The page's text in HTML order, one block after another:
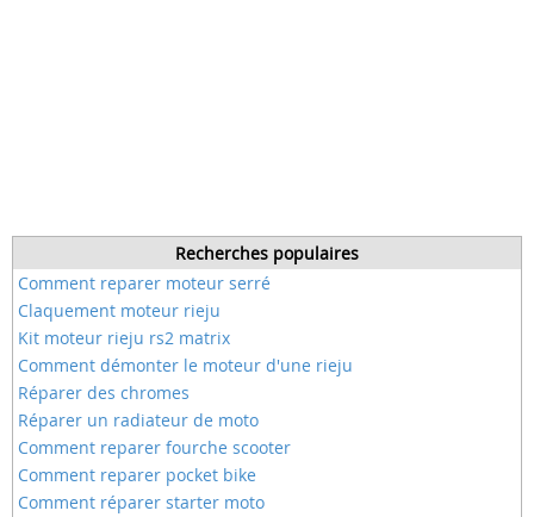
Recherches populaires
Comment reparer moteur serré
Claquement moteur rieju
Kit moteur rieju rs2 matrix
Comment démonter le moteur d'une rieju
Réparer des chromes
Réparer un radiateur de moto
Comment reparer fourche scooter
Comment reparer pocket bike
Comment réparer starter moto